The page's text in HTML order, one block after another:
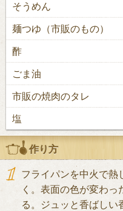
そうめん
麺つゆ（市販のもの）
酢
ごま油
市販の焼肉のタレ
塩
作り方
フライパンを中火で熱
く。表面の色が変わ
る。ジュッと香ばしい